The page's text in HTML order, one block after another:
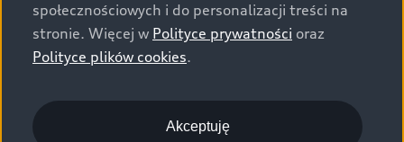
względem możliwości odzysku i recyklingu wymagania
określone w normie ISO 22628 i są zgodne z
europejskimi świadectwami homologacji wydanymi wg
o.o. podlega obowiązkowi zapewnienia wszystkim
użytkownikom samochodów marki Volkswagen sieci
społecznościowych i do personalizacji treści na
stronie. Więcej w Polityce prywatności oraz
Polityce plików cookies.
Akceptuję